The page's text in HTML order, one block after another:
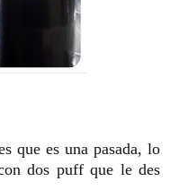
que es una pasada, lo
dos puff que le des